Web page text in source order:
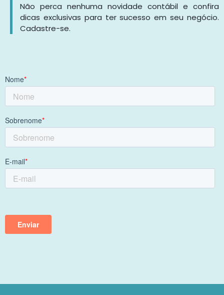
Não perca nenhuma novidade contábil e confira
dicas exclusivas para ter sucesso em seu negócio.
Cadastre-se.